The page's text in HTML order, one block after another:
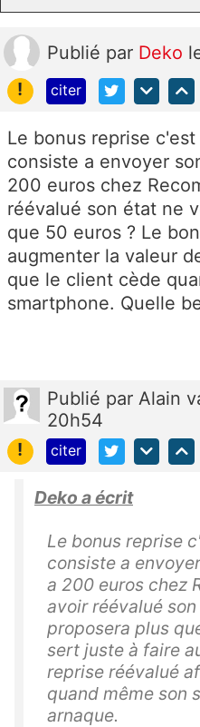
Publié par Deko
!
citer
Le bonus reprise
consiste a envoyer
200 euros chez
réévalué son état ne
que 50 euros ? Le
augmenter la valeur
que le client cède
smartphone. Quelle
Publié par Alain
20h54
!
citer
Deko a écrit
Le bonus reprise
consiste a
a 200 euros chez
avoir réévalué
proposera plus
sert juste à faire
reprise réévalué
quand même son
arnaque.